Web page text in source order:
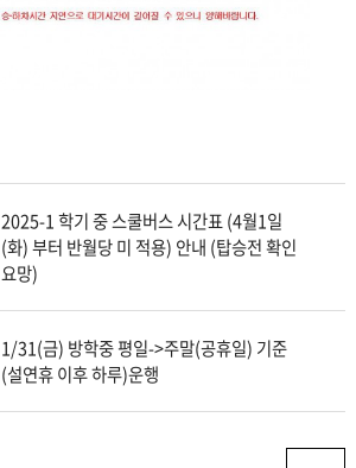
2025-1 학기 중 스쿨버스 시간표 (4월1일
(화) 부터 반월당 미 적용) 안내 (탑승전 확인
요망)
1/31(금) 방학중 평일->주말(공휴일) 기준
(설연휴 이후 하루)운행